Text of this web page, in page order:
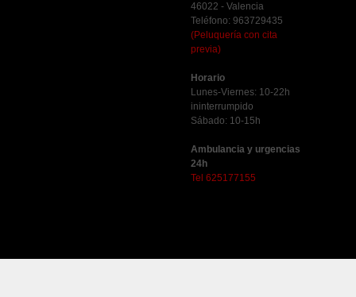
46022 - Valencia
Teléfono: 963729435
(Peluquería con cita
previa)
Horario
Lunes-Viernes: 10-22h
ininterrumpido
Sábado: 10-15h
Ambulancia y urgencias
24h
Tel 625177155